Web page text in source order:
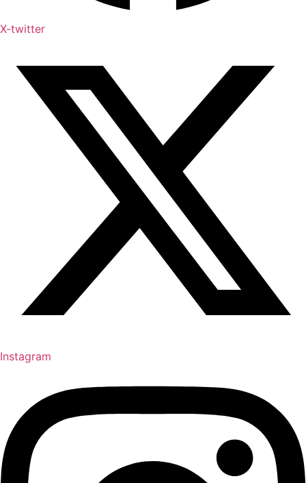
X-twitter
Instagram